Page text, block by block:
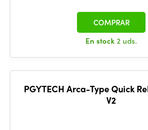
En stock2 uds.
COMPRAR
PGYTECH Arca-Type Quick
V2